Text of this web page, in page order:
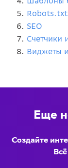
Robots.txt
SEO
Счетчики
Виджеты
Еще
Создайте